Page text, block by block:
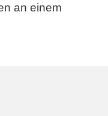
an einem